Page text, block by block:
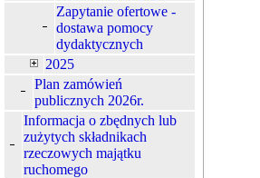
Zapytanie ofertowe -
dostawa pomocy
dydaktycznych
2025
Plan zamówień
publicznych 2026r.
Informacja o zbędnych lub
zużytych składnikach
rzeczowych majątku
ruchomego